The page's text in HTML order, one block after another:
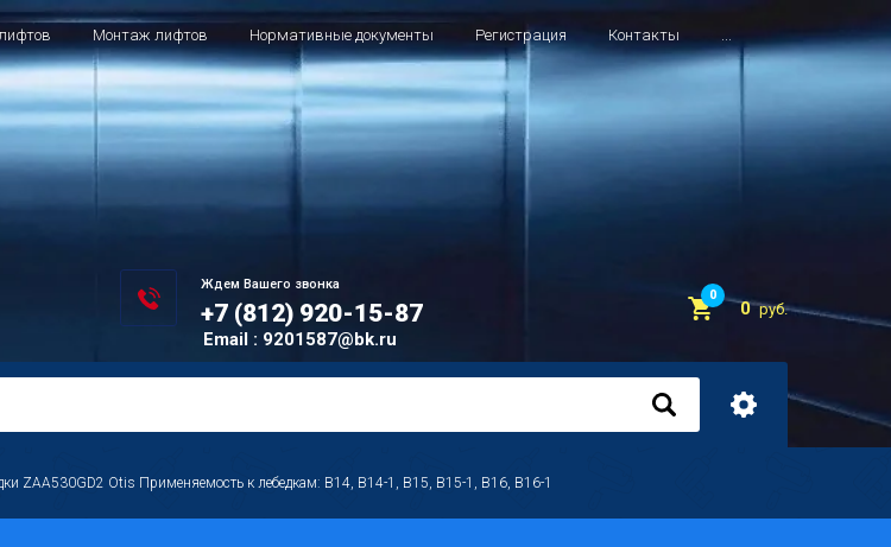
Монтаж лифтов Нормативные документы Регистрация Контакты ...
Ждем Вашего звонка
+7 (812) 920-15-87
Email : 9201587@bk.ru
0
0 руб.
ZAA530GD2 Otis Применяемость к лебедкам: B14, B14-1, B15, B15-1, B16, B16-1